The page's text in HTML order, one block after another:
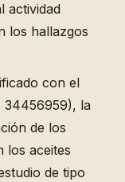
actividad
los hallazgos
con el
34456959), la
de los
los aceites
de tipo